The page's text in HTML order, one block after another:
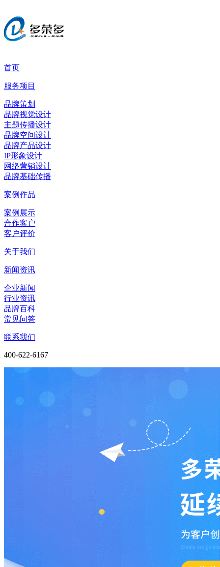
首页
服务项目
品牌策划
品牌视觉设计
主题传播设计
品牌空间设计
品牌产品设计
IP形象设计
网络营销设计
品牌基础传播
案例作品
案例展示
合作客户
客户评价
关于我们
新闻资讯
企业新闻
行业资讯
品牌百科
常见问答
联系我们
400-622-6167